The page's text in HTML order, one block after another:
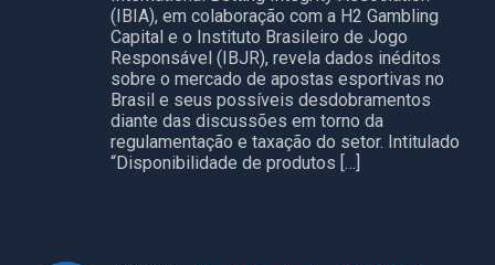
(IBIA), em colaboração com a H2 Gambling
Capital e o Instituto Brasileiro de Jogo
Responsável (IBJR), revela dados inéditos
sobre o mercado de apostas esportivas no
Brasil e seus possíveis desdobramentos
diante das discussões em torno da
regulamentação e taxação do setor. Intitulado
“Disponibilidade de produtos […]